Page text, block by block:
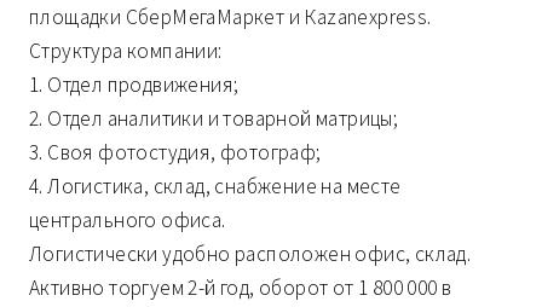
площадки СберМегаМаркет и Кazanexpress.
Структура компании:
1. Отдел продвижения;
2. Отдел аналитики и товарной матрицы;
3. Своя фотостудия, фотограф;
4. Логистика, склад, снабжение на месте
центрального офиса.
Логистически удобно расположен офис, склад.
Активно торгуем 2-й год, оборот от 1 800 000 в